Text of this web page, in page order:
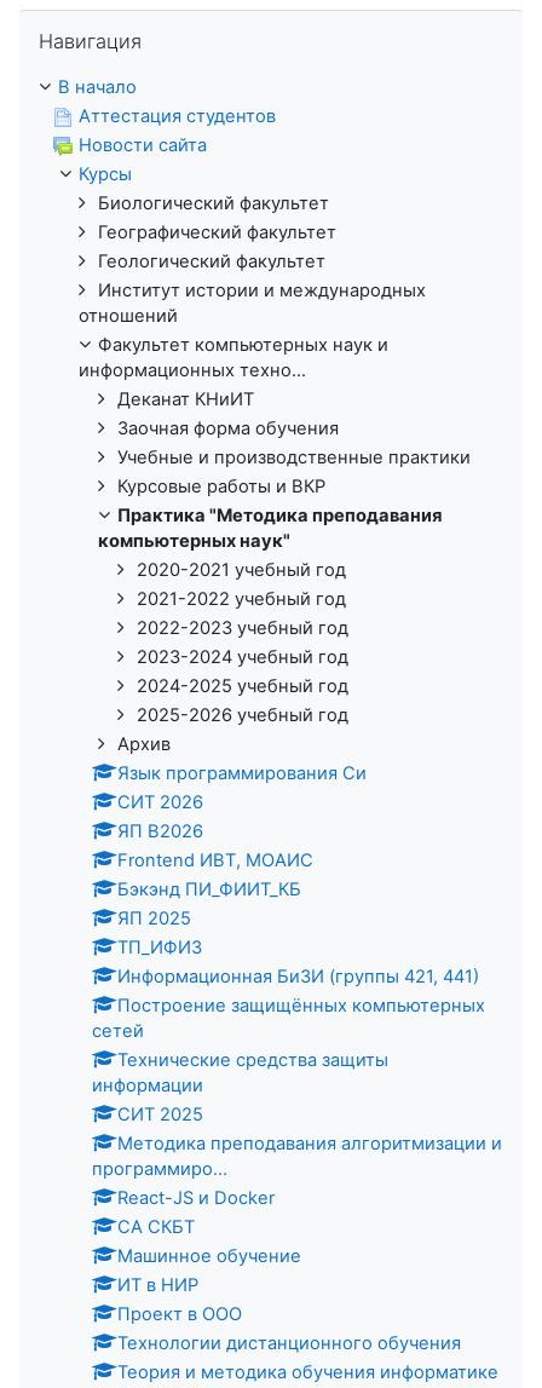
Навигация
В начало
Аттестация студентов
Новости сайта
Курсы
Биологический факультет
Географический факультет
Геологический факультет
Институт истории и международных
отношений
Факультет компьютерных наук и
информационных техно...
Деканат КНиИТ
Заочная форма обучения
Учебные и производственные практики
Курсовые работы и ВКР
Практика "Методика преподавания
компьютерных наук"
2020-2021 учебный год
2021-2022 учебный год
2022-2023 учебный год
2023-2024 учебный год
2024-2025 учебный год
2025-2026 учебный год
Архив
Язык программирования Си
СИТ 2026
ЯП В2026
Frontend ИВТ, МОАИС
Бэкэнд ПИ_ФИИТ_КБ
ЯП 2025
ТП_ИФИЗ
Информационная БиЗИ (группы 421, 441)
Построение защищённых компьютерных
сетей
Технические средства защиты
информации
СИТ 2025
Методика преподавания алгоритмизации и
программиро...
React-JS и Docker
СА СКБТ
Машинное обучение
ИТ в НИР
Проект в ООО
Технологии дистанционного обучения
Теория и методика обучения информатике